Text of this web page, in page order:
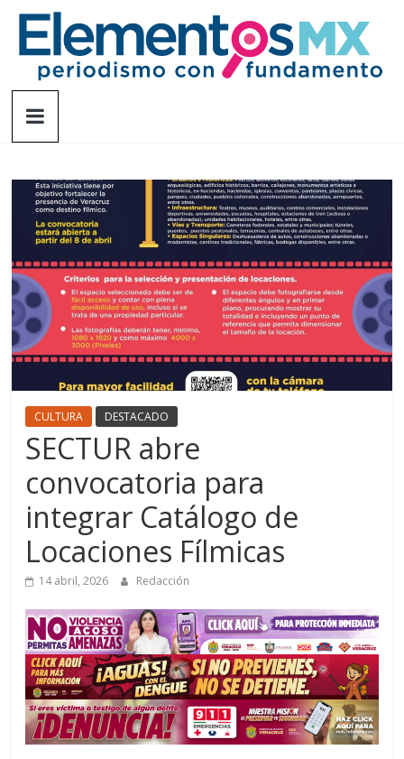
Saltar
contenido
Elementosmx
fundamento
CULTURA DESTACADO
SECTUR abre
convocatoria para
integrar Catálogo de
Locaciones Fílmicas
14 abril, 2026 Redacción